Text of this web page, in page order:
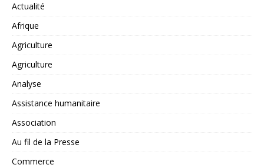
Actualité
Afrique
Agriculture
Agriculture
Analyse
Assistance humanitaire
Association
Au fil de la Presse
Commerce